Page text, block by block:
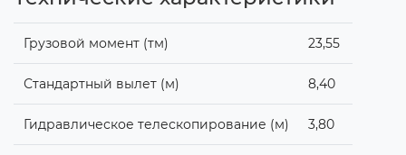
Грузовой момент (тм) 23,55
Стандартный вылет (м) 8,40
Гидравлическое телескопирование (м) 3,80